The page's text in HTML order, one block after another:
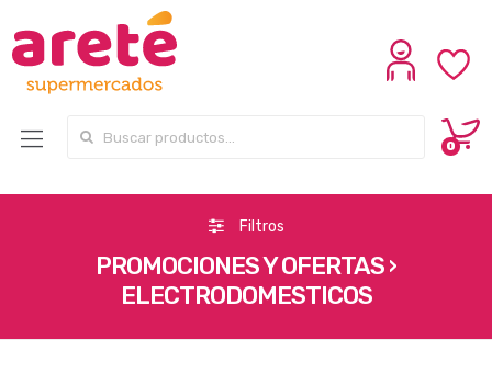
Search for:
0
Filtros
PROMOCIONES Y OFERTAS ›
ELECTRODOMESTICOS